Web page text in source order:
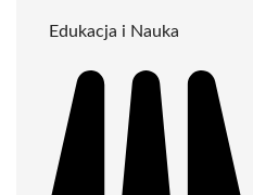
Edukacja i Nauka